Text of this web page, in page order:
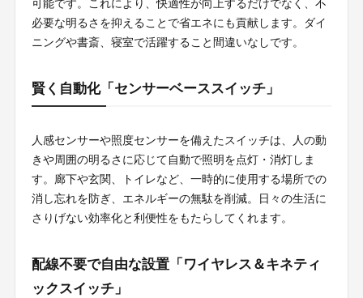
可能です。これにより、快適性が向上するだけでなく、不
必要な明るさを抑えることで省エネにも貢献します。ダイ
ニングや書斎、寝室で活躍すること間違いなしです。
賢く自動化「センサーベーススイッチ」
人感センサーや照度センサーを備えたスイッチは、人の動
きや周囲の明るさに応じて自動で照明を点灯・消灯しま
す。廊下や玄関、トイレなど、一時的に使用する場所での
消し忘れを防ぎ、エネルギーの無駄を削減。日々の生活に
さりげない効率化と利便性をもたらしてくれます。
配線不要で自由な設置「ワイヤレス＆キネティ
ックスイッチ」